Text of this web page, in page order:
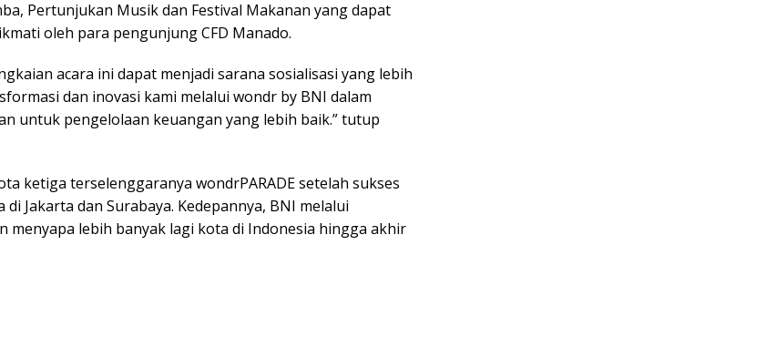
Pertunjukan Musik dan Festival Makanan yang dapat
oleh para pengunjung CFD Manado.
acara ini dapat menjadi sarana sosialisasi yang lebih
dan inovasi kami melalui wondr by BNI dalam
untuk pengelolaan keuangan yang lebih baik.” tutup
ketiga terselenggaranya wondrPARADE setelah sukses
Jakarta dan Surabaya. Kedepannya, BNI melalui
menyapa lebih banyak lagi kota di Indonesia hingga akhir